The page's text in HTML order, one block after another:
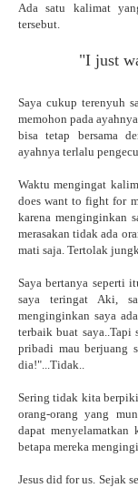
Ada satu kalimat
tersebut.
"I just
Saya cukup terenyuh
memohon pada
bisa tetap bersama
ayahnya terlalu
Waktu mengingat
does want to fight for
karena menginginkan
merasakan tidak ada
mati saja. Tertolak
Saya bertanya seperti
saya teringat Aki,
menginginkan saya
terbaik buat saya..Tapi
pribadi mau berjuang
dia!"...Tidak..
Sering tidak kita
orang-orang yang
dapat
betapa mereka
Jesus did for us. Sejak